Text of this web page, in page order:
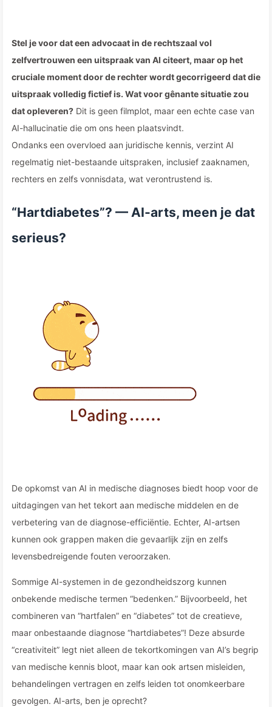
Stel je voor dat een advocaat in de rechtszaal vol
zelfvertrouwen een uitspraak van AI citeert, maar op het
cruciale moment door de rechter wordt gecorrigeerd dat die
uitspraak volledig fictief is. Wat voor gênante situatie zou
dat opleveren? Dit is geen filmplot, maar een echte case van
AI-hallucinatie die om ons heen plaatsvindt.
Ondanks een overvloed aan juridische kennis, verzint AI
regelmatig niet-bestaande uitspraken, inclusief zaaknamen,
rechters en zelfs vonnisdata, wat verontrustend is.
“Hartdiabetes”? — AI-arts, meen je dat
serieus?
De opkomst van AI in medische diagnoses biedt hoop voor de
uitdagingen van het tekort aan medische middelen en de
verbetering van de diagnose-efficiëntie. Echter, AI-artsen
kunnen ook grappen maken die gevaarlijk zijn en zelfs
levensbedreigende fouten veroorzaken.
Sommige AI-systemen in de gezondheidszorg kunnen
onbekende medische termen “bedenken.” Bijvoorbeeld, het
combineren van “hartfalen” en “diabetes” tot de creatieve,
maar onbestaande diagnose “hartdiabetes”! Deze absurde
“creativiteit” legt niet alleen de tekortkomingen van AI’s begrip
van medische kennis bloot, maar kan ook artsen misleiden,
behandelingen vertragen en zelfs leiden tot onomkeerbare
gevolgen. AI-arts, ben je oprecht?